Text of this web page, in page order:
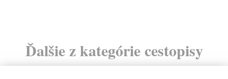
Ďalšie z kategórie cestopisy